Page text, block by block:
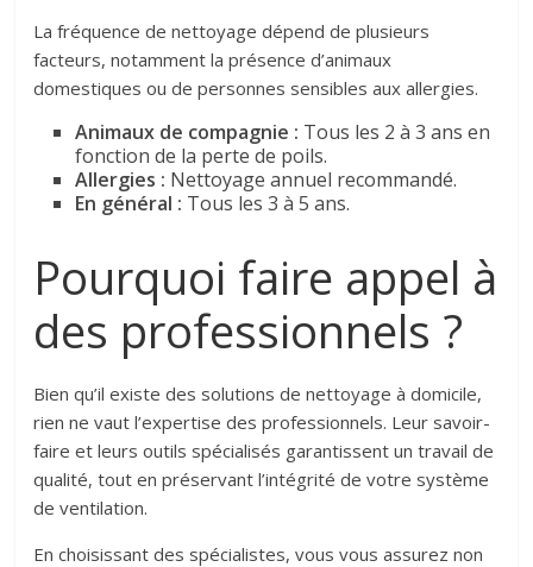
La fréquence de nettoyage dépend de plusieurs
facteurs, notamment la présence d’animaux
domestiques ou de personnes sensibles aux allergies.
Animaux de compagnie : Tous les 2 à 3 ans en
fonction de la perte de poils.
Allergies : Nettoyage annuel recommandé.
En général : Tous les 3 à 5 ans.
Pourquoi faire appel à
des professionnels ?
Bien qu’il existe des solutions de nettoyage à domicile,
rien ne vaut l’expertise des professionnels. Leur savoir-
faire et leurs outils spécialisés garantissent un travail de
qualité, tout en préservant l’intégrité de votre système
de ventilation.
En choisissant des spécialistes, vous vous assurez non